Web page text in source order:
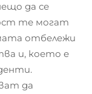
да се
те могат
отбележи
и, което е
да